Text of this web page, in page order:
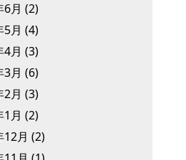
月 (2)
月 (4)
月 (3)
月 (6)
月 (3)
月 (2)
月 (2)